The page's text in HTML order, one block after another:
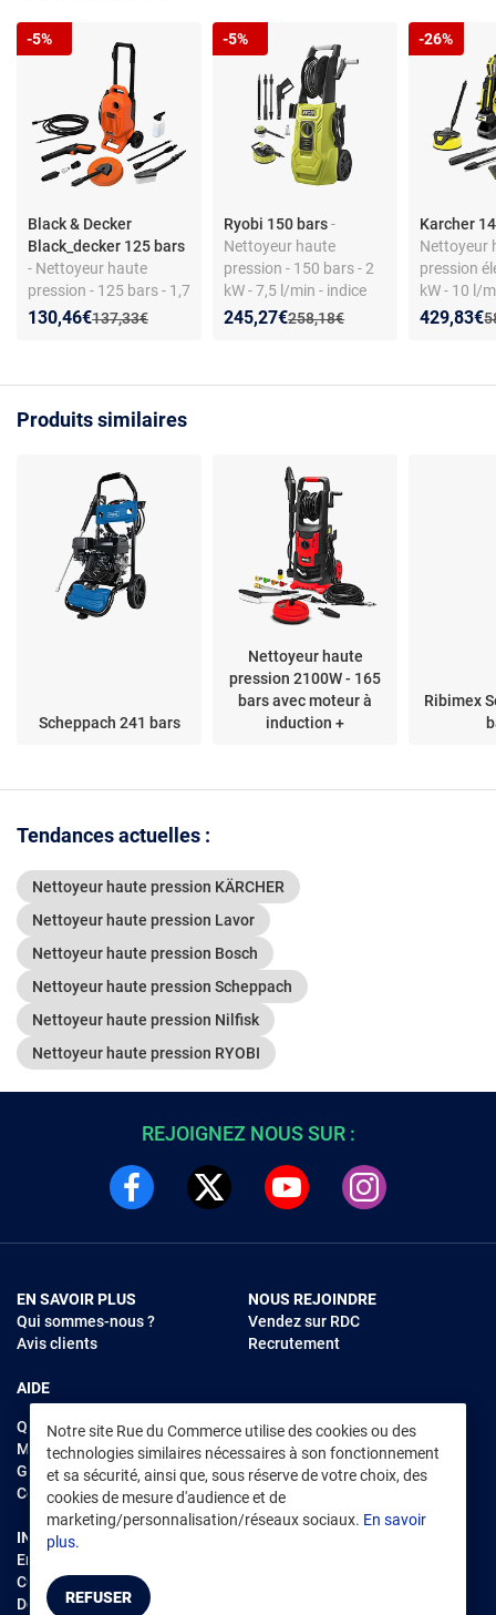
Black & Decker
Black_decker 125 bars
- Nettoyeur haute
pression - 125 bars - 1,7
kW - secteur - 230 V
Ancien prix :
137,33€
Nouveau prix :
130,46€
Réduction de :
-5%
Ryobi 150 bars-
Nettoyeur haute
pression - 150 bars - 2
kW - 7,5 l/min - indice
réparabilité 8,9Ancien prix :
258,18€
Nouveau prix :
245,27€
Réduction de :
-5%
Karcher
Nettoyeur
pression
kW - 10 l/
Nouveau
429,83€
-26%
Produits similaires
Scheppach 241 bars
Nettoyeur haute
pression 2100W - 165
bars avec moteur à
induction +
Ribimex
Tendances actuelles :
Nettoyeur haute pression KÄRCHER
Nettoyeur haute pression Lavor
Nettoyeur haute pression Bosch
Nettoyeur haute pression Scheppach
Nettoyeur haute pression Nilfisk
Nettoyeur haute pression RYOBI
Notre site Rue du Commerce utilise des cookies ou des
technologies similaires nécessaires à son fonctionnement
et sa sécurité, ainsi que, sous réserve de votre choix, des
cookies de mesure d'audience et de
marketing/personnalisation/réseaux sociaux. En savoir
plus.
REFUSER
REJOIGNEZ NOUS SUR :
EN SAVOIR PLUS
Qui sommes-nous ?
Avis clients
AIDE
Questions fréquentes
Modes de règlements
Garantie et retours
Contacter Rue du Commerce
NOUS REJOINDRE
Vendez sur RDC
Recrutement
INFORMATIONS LÉGALES
Environnement
CGV
/CGU Marketplace
Données personnelles